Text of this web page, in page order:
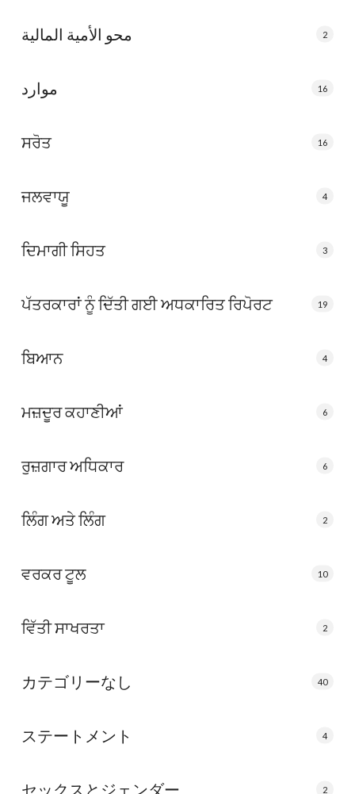
محو الأمية المالية 2
موارد 16
ਸਰੋਤ 16
ਜਲਵਾਯੂ 4
ਦਿਮਾਗੀ ਸਿਹਤ 3
ਪੱਤਰਕਾਰਾਂ ਨੂੰ ਦਿੱਤੀ ਗਈ ਅਧਕਾਰਿਤ ਰਿਪੋਰਟ 19
ਬਿਆਨ 4
ਮਜ਼ਦੂਰ ਕਹਾਣੀਆਂ 6
ਰੁਜ਼ਗਾਰ ਅਧਿਕਾਰ 6
ਲਿੰਗ ਅਤੇ ਲਿੰਗ 2
ਵਰਕਰ ਟੂਲ 10
ਵਿੱਤੀ ਸਾਖਰਤਾ 2
カテゴリーなし 40
ステートメント 4
セックスとジェンダー 2